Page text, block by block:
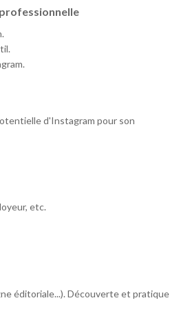
d'Instagram pour son
etc.
éditoriale...). Découverte et pratique